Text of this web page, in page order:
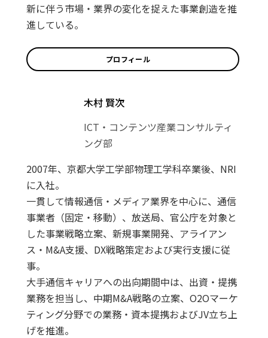
新に伴う市場・業界の変化を捉えた事業創造を推
進している。
プロフィール
木村 賢次
ICT・コンテンツ産業コンサルティ
ング部
2007年、京都大学工学部物理工学科卒業後、NRI
に入社。
一貫して情報通信・メディア業界を中心に、通信
事業者（固定・移動）、放送局、官公庁を対象と
した事業戦略立案、新規事業開発、アライアン
ス・M&A支援、DX戦略策定および実行支援に従
事。
大手通信キャリアへの出向期間中は、出資・提携
業務を担当し、中期M&A戦略の立案、O2Oマーケ
ティング分野での業務・資本提携およびJV立ち上
げを推進。